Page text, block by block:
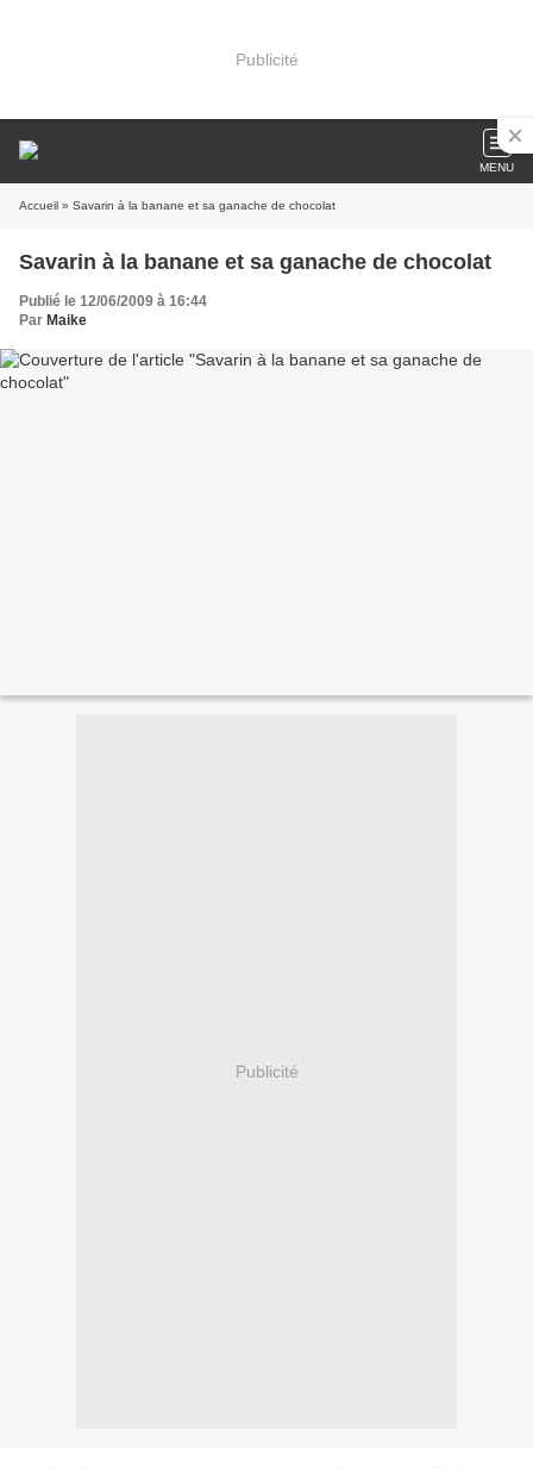
Publicité
MENU
Accueil » Savarin à la banane et sa ganache de chocolat
Savarin à la banane et sa ganache de chocolat
Publié le 12/06/2009 à 16:44
Par Maike
Publicité